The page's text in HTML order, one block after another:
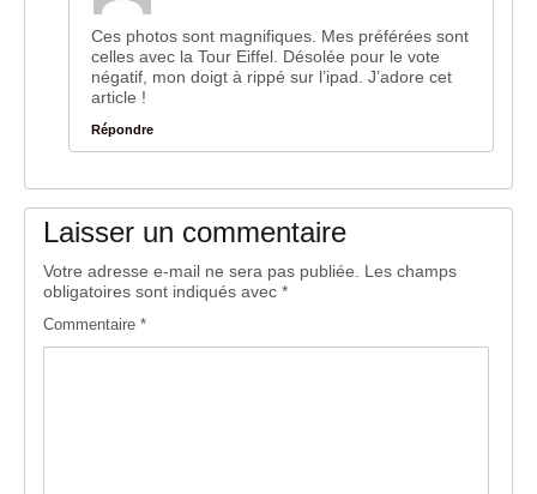
Ces photos sont magnifiques. Mes préférées sont
celles avec la Tour Eiffel. Désolée pour le vote
négatif, mon doigt à rippé sur l’ipad. J’adore cet
article !
Répondre
Laisser un commentaire
Votre adresse e-mail ne sera pas publiée.
Les champs
obligatoires sont indiqués avec *
Commentaire *